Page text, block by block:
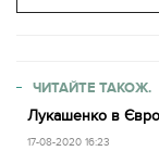
ЧИТАЙТЕ ТАКОЖ.
Лукашенко в
17-08-2020 16:23